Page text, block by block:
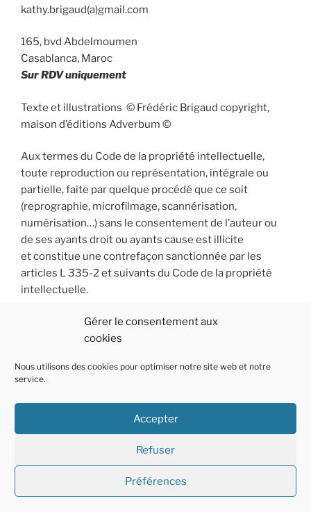
Gérer le consentement aux
cookies
Nous utilisons des cookies pour optimiser notre site web et notre
service.
Accepter
Refuser
Préférences
kathy.brigaud(a)gmail.com
165, bvd Abdelmoumen
Casablanca, Maroc
Sur RDV uniquement
Texte et illustrations © Frédéric Brigaud copyright,
maison d’éditions Adverbum ©
Aux termes du Code de la propriété intellectuelle,
toute reproduction ou représentation, intégrale ou
partielle, faite par quelque procédé que ce soit
(reprographie, microfilmage, scannérisation,
numérisation…) sans le consentement de l’auteur ou
de ses ayants droit ou ayants cause est illicite
et constitue une contrefaçon sanctionnée par les
articles L 335-2 et suivants du Code de la propriété
intellectuelle.
PolitiqueE-
Linkedin
Fièrement propulsé par WordPress